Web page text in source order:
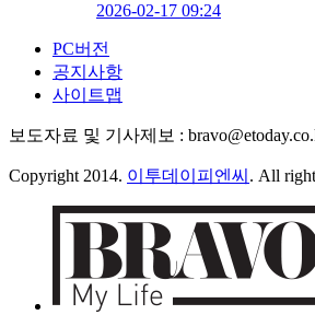
2026-02-17 09:24
PC버전
공지사항
사이트맵
보도자료 및 기사제보 :
Copyright 2014. 이투데이피엔씨 . All